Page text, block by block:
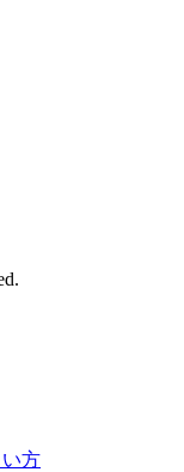
方